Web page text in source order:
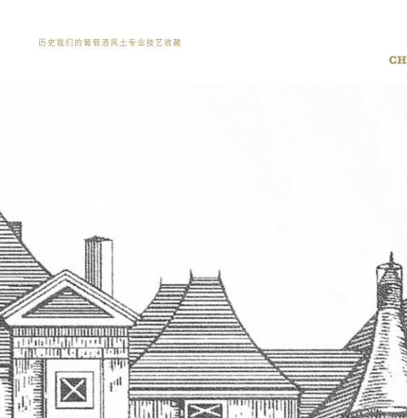
历史我们的葡萄酒 风土专业技艺 收藏